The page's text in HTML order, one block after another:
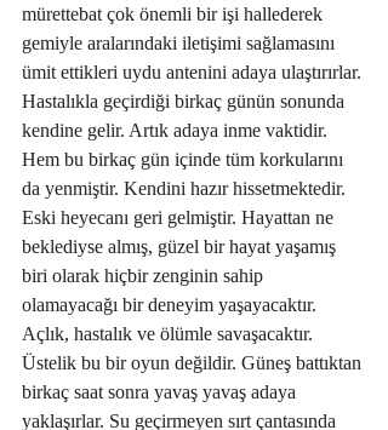
mürettebat çok önemli bir işi hallederek
gemiyle aralarındaki iletişimi sağlamasını
ümit ettikleri uydu antenini adaya ulaştırırlar.
Hastalıkla geçirdiği birkaç günün sonunda
kendine gelir. Artık adaya inme vaktidir.
Hem bu birkaç gün içinde tüm korkularını
da yenmiştir. Kendini hazır hissetmektedir.
Eski heyecanı geri gelmiştir. Hayattan ne
beklediyse almış, güzel bir hayat yaşamış
biri olarak hiçbir zenginin sahip
olamayacağı bir deneyim yaşayacaktır.
Açlık, hastalık ve ölümle savaşacaktır.
Üstelik bu bir oyun değildir. Güneş battıktan
birkaç saat sonra yavaş yavaş adaya
yaklaşırlar. Su geçirmeyen sırt çantasında